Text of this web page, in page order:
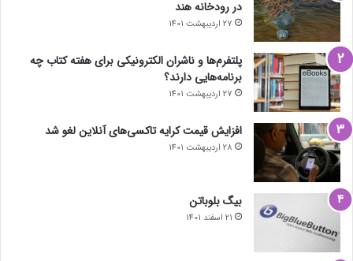
در رودخانه هند
27 اردیبهشت 1401
پلتفرم‌ها و ناشران الکترونیکی برای هفته کتاب چه
برنامه‌هایی دارند؟
27 اردیبهشت 1401
افزایش قیمت کرایه تاکسی‌های آنلاین لغو شد
28 اردیبهشت 1401
بیگ بلوباتن
21 اسفند 1401